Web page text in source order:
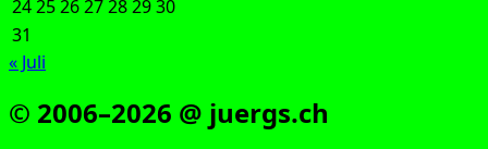
24252627282930
31
« Juli
© 2006–2026 @ juergs.ch